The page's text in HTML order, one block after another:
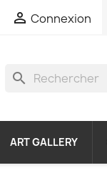
 Connexion
search
ART GALLERY